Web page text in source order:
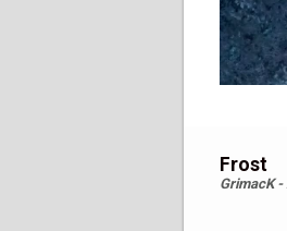
Frost
GrimacK -